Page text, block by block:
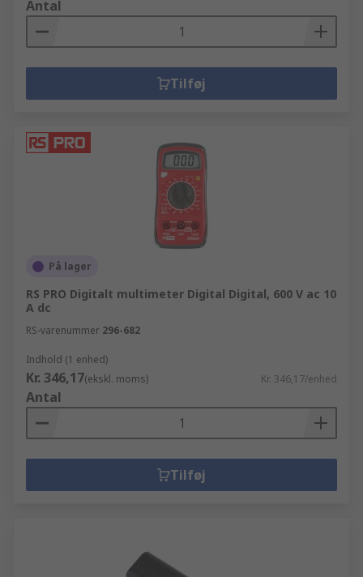
Antal
Tilføj
På lager
RS PRO Digitalt multimeter Digital Digital, 600 V ac 10
A dc
RS-varenummer 296-682
Indhold (1 enhed)
Kr. 346,17(ekskl. moms) Kr. 346,17/enhed
Antal
Tilføj